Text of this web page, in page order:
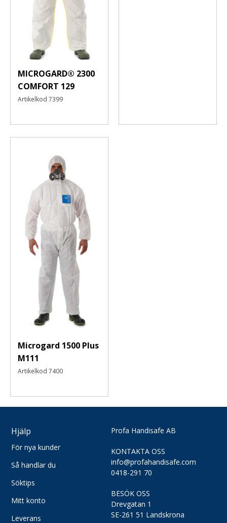
MICROGARD® 2300
COMFORT 129
Artikelkod 7399
Microgard 1500 Plus
M111
Artikelkod 7400
Profa Handisafe AB
KONTAKTA OSS
info@profahandisafe.com
0418-291 70
BESÖK OSS
Drevgatan 1
SE-261 51 Landskrona
Hjälp
För nya kunder
Så handlar du
Söktips
Mitt konto
Leverans